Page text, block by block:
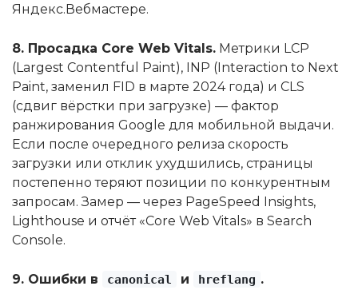
Яндекс.Вебмастере.
8. Просадка Core Web Vitals. Метрики LCP
(Largest Contentful Paint), INP (Interaction to Next
Paint, заменил FID в марте 2024 года) и CLS
(сдвиг вёрстки при загрузке) — фактор
ранжирования Google для мобильной выдачи.
Если после очередного релиза скорость
загрузки или отклик ухудшились, страницы
постепенно теряют позиции по конкурентным
запросам. Замер — через PageSpeed Insights,
Lighthouse и отчёт «Core Web Vitals» в Search
Console.
9. Ошибки в canonical и hreflang .